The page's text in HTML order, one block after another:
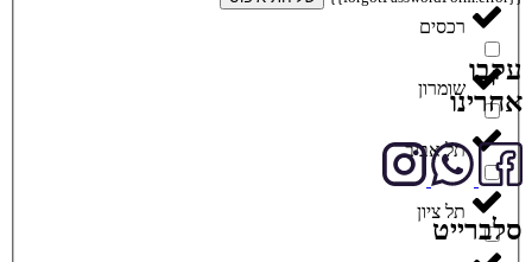
רכסים
שומרון
תל אביב
תל ציון
עקבו
אחרינו
סלברייט